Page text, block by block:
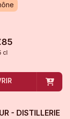
85
cl
- DISTILLERIE